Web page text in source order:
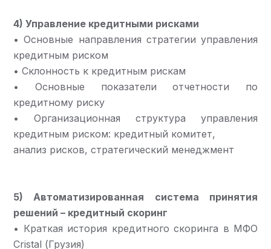
4) Управление кредитными рисками
• Основные направления стратегии управления
кредитным риском
• Склонность к кредитным рискам
• Основные показатели отчетности по
кредитному риску
• Организационная структура управления
кредитным риском: кредитный комитет,
анализ рисков, стратегический менеджмент
5) Автоматизированная система принятия
решений – кредитный скоринг
• Краткая история кредитного скоринга в МФО
Cristal (Грузия)